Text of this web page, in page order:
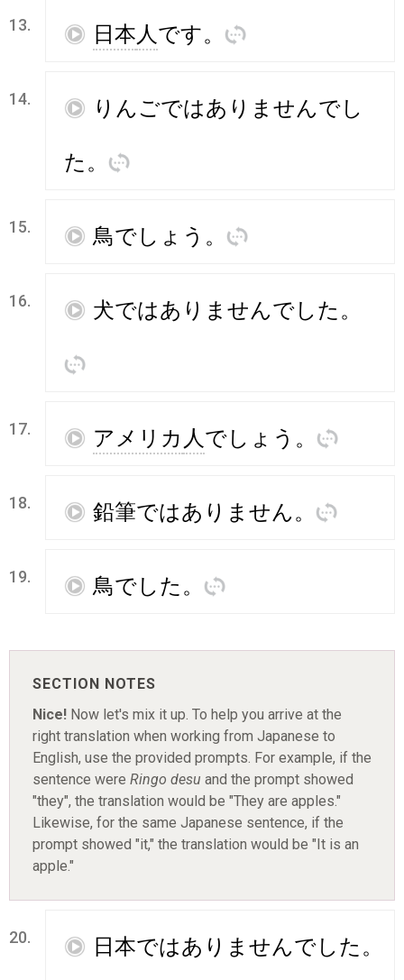
13. 再 日本 人 です。 訳
14. 再 りんごではありませんでし
た 。 訳
15. 再 鳥でしょう 。 訳
16. 再 犬ではありませんでした 。
訳
17. 再 アメリカ 人 でしょう 。 訳
18. 再 鉛筆ではありません。 訳
19. 再 鳥でした 。 訳
SECTION NOTES
Nice! Now let's mix it up. To help you arrive at the
right translation when working from Japanese to
English, use the provided prompts. For example, if the
sentence were Ringo desu and the prompt showed
"they", the translation would be "They are apples."
Likewise, for the same Japanese sentence, if the
prompt showed "it," the translation would be "It is an
apple."
20. 再 日本ではありませんでした 。